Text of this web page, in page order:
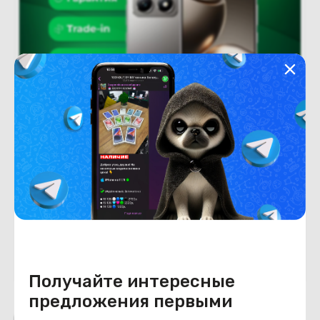
Получайте интересные
предложения первыми
(новый. запечатан.) Xiaomi 14T Pro
12GB/1TB (серый)
Под заказ
Новый Под заказ В рассрочку